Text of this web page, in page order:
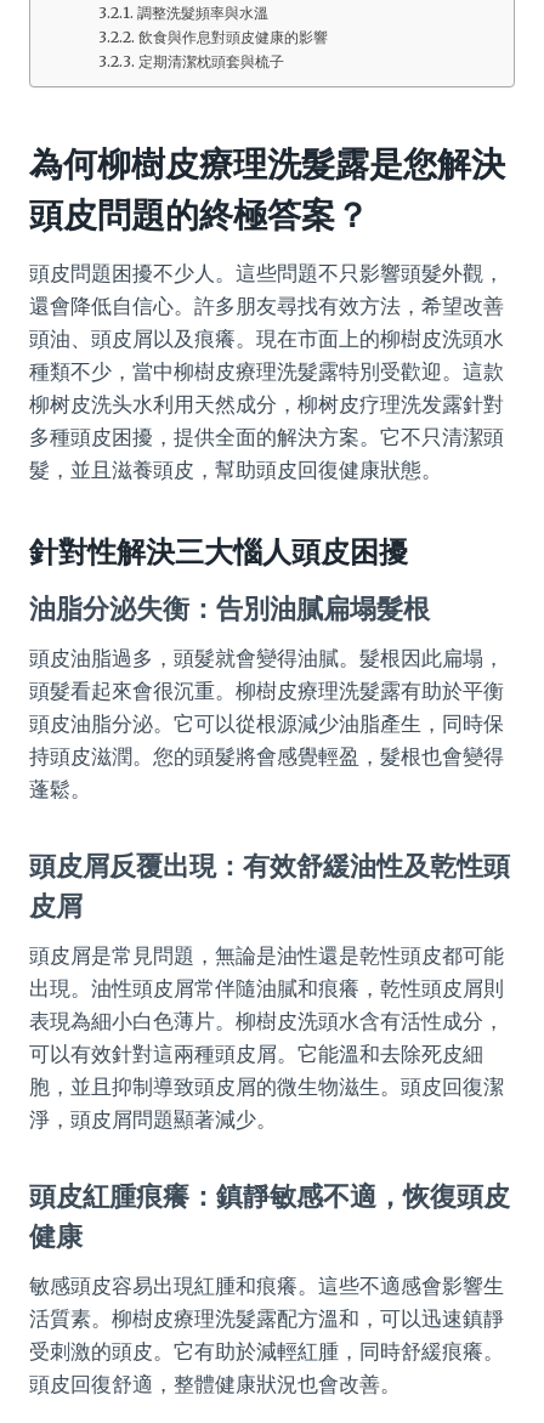
調整洗髮頻率與水溫
飲食與作息對頭皮健康的影響
定期清潔枕頭套與梳子
為何柳樹皮療理洗髮露是您解決
頭皮問題的終極答案？
頭皮問題困擾不少人。這些問題不只影響頭髮外觀，
還會降低自信心。許多朋友尋找有效方法，希望改善
頭油、頭皮屑以及痕癢。現在市面上的柳樹皮洗頭水
種類不少，當中柳樹皮療理洗髮露特別受歡迎。這款
柳树皮洗头水利用天然成分，柳树皮疗理洗发露針對
多種頭皮困擾，提供全面的解決方案。它不只清潔頭
髮，並且滋養頭皮，幫助頭皮回復健康狀態。
針對性解決三大惱人頭皮困擾
油脂分泌失衡：告別油膩扁塌髮根
頭皮油脂過多，頭髮就會變得油膩。髮根因此扁塌，
頭髮看起來會很沉重。柳樹皮療理洗髮露有助於平衡
頭皮油脂分泌。它可以從根源減少油脂產生，同時保
持頭皮滋潤。您的頭髮將會感覺輕盈，髮根也會變得
蓬鬆。
頭皮屑反覆出現：有效舒緩油性及乾性頭
皮屑
頭皮屑是常見問題，無論是油性還是乾性頭皮都可能
出現。油性頭皮屑常伴隨油膩和痕癢，乾性頭皮屑則
表現為細小白色薄片。柳樹皮洗頭水含有活性成分，
可以有效針對這兩種頭皮屑。它能溫和去除死皮細
胞，並且抑制導致頭皮屑的微生物滋生。頭皮回復潔
淨，頭皮屑問題顯著減少。
頭皮紅腫痕癢：鎮靜敏感不適，恢復頭皮
健康
敏感頭皮容易出現紅腫和痕癢。這些不適感會影響生
活質素。柳樹皮療理洗髮露配方溫和，可以迅速鎮靜
受刺激的頭皮。它有助於減輕紅腫，同時舒緩痕癢。
頭皮回復舒適，整體健康狀況也會改善。